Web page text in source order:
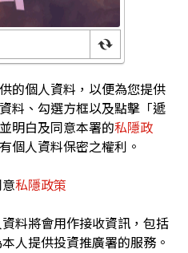
的個人資料，以便為您提供
料、勾選方框以及點擊「遞
明白及同意本署的私隱政
個人資料保密之權利。
私隱政策
料將會用作接收資訊，包括
人提供投資推廣署的服務。